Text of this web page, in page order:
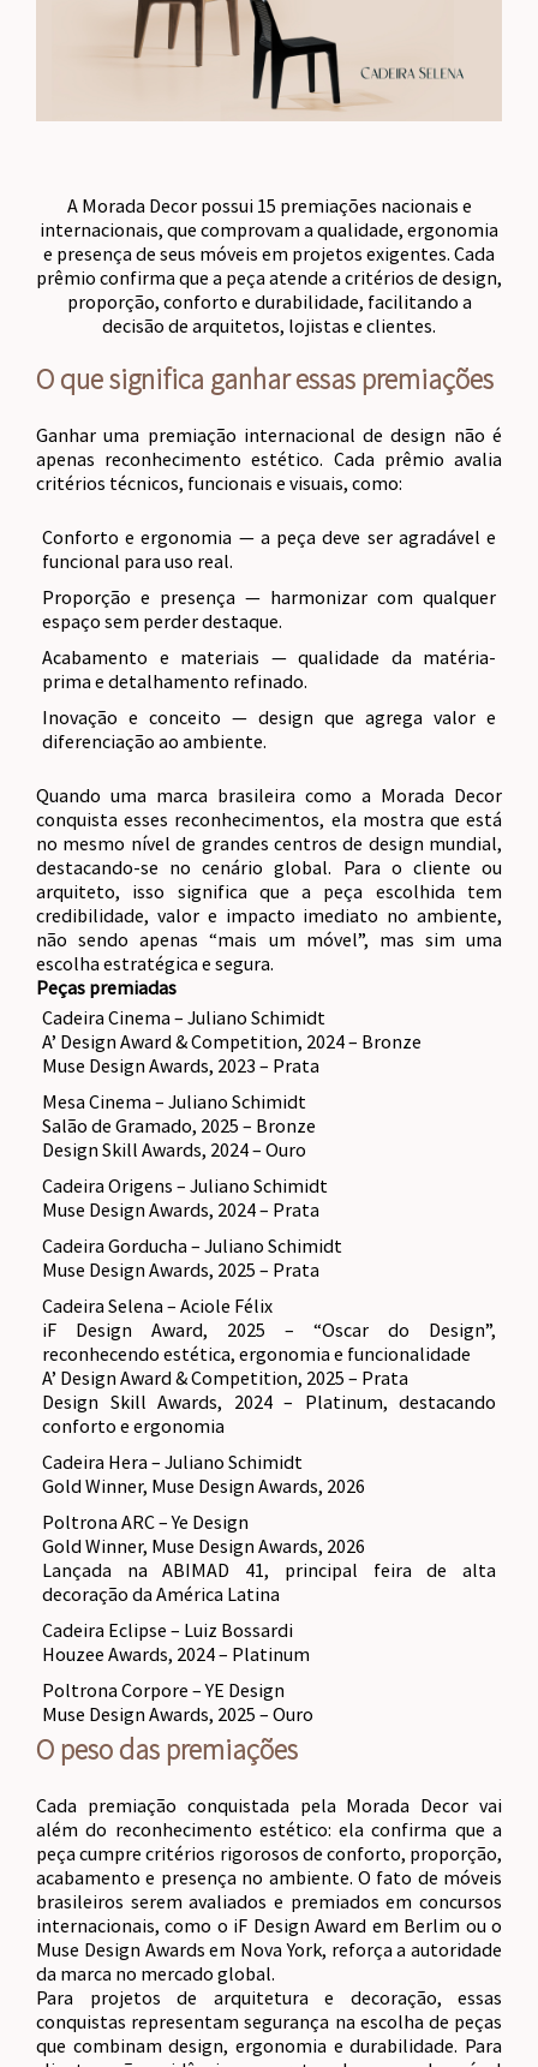
A Morada Decor possui 15 premiações nacionais e
internacionais, que comprovam a qualidade, ergonomia
e presença de seus móveis em projetos exigentes. Cada
prêmio confirma que a peça atende a critérios de design,
proporção, conforto e durabilidade, facilitando a
decisão de arquitetos, lojistas e clientes.
O que significa ganhar essas premiações
Ganhar uma premiação internacional de design não é
apenas reconhecimento estético. Cada prêmio avalia
critérios técnicos, funcionais e visuais, como:
Conforto e ergonomia — a peça deve ser agradável e
funcional para uso real.
Proporção e presença — harmonizar com qualquer
espaço sem perder destaque.
Acabamento e materiais — qualidade da matéria-
prima e detalhamento refinado.
Inovação e conceito — design que agrega valor e
diferenciação ao ambiente.
Quando uma marca brasileira como a Morada Decor
conquista esses reconhecimentos, ela mostra que está
no mesmo nível de grandes centros de design mundial,
destacando-se no cenário global. Para o cliente ou
arquiteto, isso significa que a peça escolhida tem
credibilidade, valor e impacto imediato no ambiente,
não sendo apenas “mais um móvel”, mas sim uma
escolha estratégica e segura.
Peças premiadas
Cadeira Cinema – Juliano Schimidt
A’ Design Award & Competition, 2024 – Bronze
Muse Design Awards, 2023 – Prata
Mesa Cinema – Juliano Schimidt
Salão de Gramado, 2025 – Bronze
Design Skill Awards, 2024 – Ouro
Cadeira Origens – Juliano Schimidt
Muse Design Awards, 2024 – Prata
Cadeira Gorducha – Juliano Schimidt
Muse Design Awards, 2025 – Prata
Cadeira Selena – Aciole Félix
iF Design Award, 2025 – “Oscar do Design”,
reconhecendo estética, ergonomia e funcionalidade
A’ Design Award & Competition, 2025 – Prata
Design Skill Awards, 2024 – Platinum, destacando
conforto e ergonomia
Cadeira Hera – Juliano Schimidt
Gold Winner, Muse Design Awards, 2026
Poltrona ARC – Ye Design
Gold Winner, Muse Design Awards, 2026
Lançada na ABIMAD 41, principal feira de alta
decoração da América Latina
Cadeira Eclipse – Luiz Bossardi
Houzee Awards, 2024 – Platinum
Poltrona Corpore – YE Design
Muse Design Awards, 2025 – Ouro
O peso das premiações
Cada premiação conquistada pela Morada Decor vai
além do reconhecimento estético: ela confirma que a
peça cumpre critérios rigorosos de conforto, proporção,
acabamento e presença no ambiente. O fato de móveis
brasileiros serem avaliados e premiados em concursos
internacionais, como o iF Design Award em Berlim ou o
Muse Design Awards em Nova York, reforça a autoridade
da marca no mercado global.
Para projetos de arquitetura e decoração, essas
conquistas representam segurança na escolha de peças
que combinam design, ergonomia e durabilidade. Para